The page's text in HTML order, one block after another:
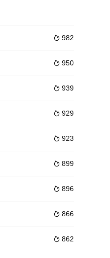
凶险灵异之地。当地因为要兴建
，并揭露了荒废了的片厂一段极其
议到附近坟场炒墓碑上死人的资料
 982
 950
 939
 929
 923
 899
 896
 866
 862